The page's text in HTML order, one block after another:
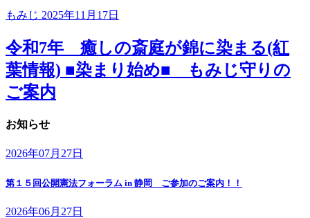
もみじ 2025年11月17日
令和7年 癒しの斎庭が錦に染まる(紅
葉情報) ■染まり始め■ もみじ守りの
ご案内
お知らせ
2026年07月27日
第１５回公開憲法フォーラム in 静岡 ご参加のご案内！！
2026年06月27日